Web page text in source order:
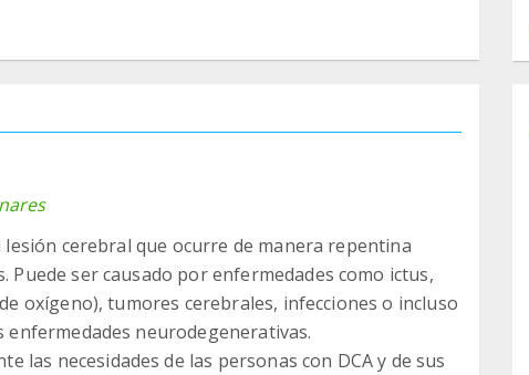
lesión cerebral que ocurre de manera repentina
Puede ser causado por enfermedades como ictus,
oxígeno), tumores cerebrales, infecciones o incluso
neurodegenerativas.
las necesidades de las personas con DCA y de sus